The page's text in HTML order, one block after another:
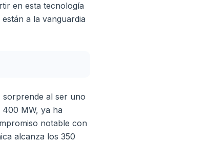
en esta tecnología
a la vanguardia
sorprende al ser uno
MW, ya ha
notable con
alcanza los 350